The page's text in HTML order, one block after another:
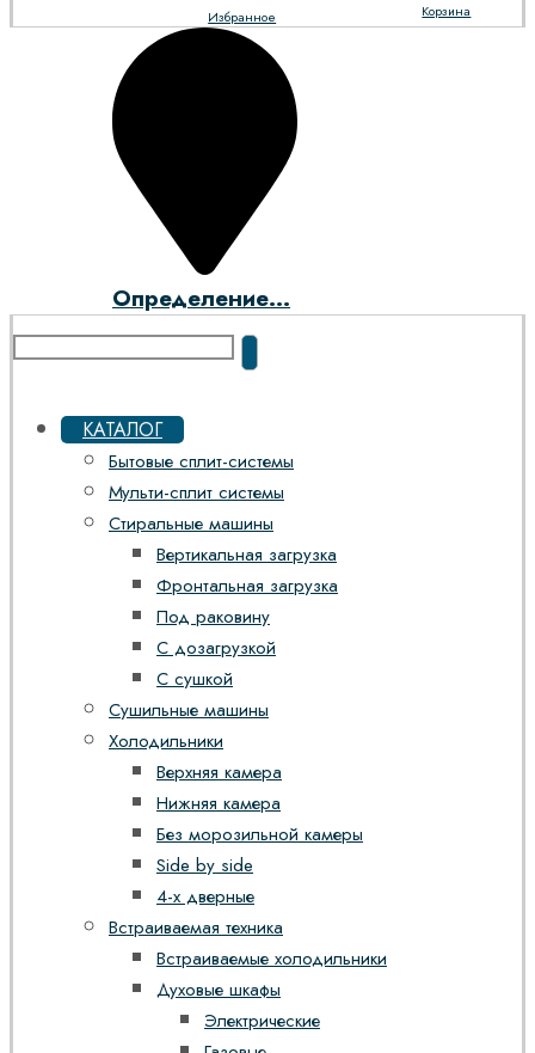
Корзина
Избранное
Определение...
КАТАЛОГ
Бытовые сплит-системы
Мульти-сплит системы
Стиральные машины
Вертикальная загрузка
Фронтальная загрузка
Под раковину
С дозагрузкой
С сушкой
Сушильные машины
Холодильники
Верхняя камера
Нижняя камера
Без морозильной камеры
Side by side
4-х дверные
Встраиваемая техника
Встраиваемые холодильники
Духовые шкафы
Электрические